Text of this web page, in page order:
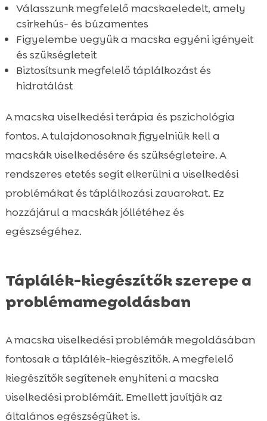
Válasszunk megfelelő macskaeledelt, amely
csirkehús- és búzamentes
Figyelembe vegyük a macska egyéni igényeit
és szükségleteit
Biztosítsunk megfelelő táplálkozást és
hidratálást
A macska viselkedési terápia és pszichológia
fontos. A tulajdonosoknak figyelniük kell a
macskák viselkedésére és szükségleteire. A
rendszeres etetés segít elkerülni a viselkedési
problémákat és táplálkozási zavarokat. Ez
hozzájárul a macskák jóllétéhez és
egészségéhez.
Táplálék-kiegészítők szerepe a
problémamegoldásban
A macska viselkedési problémák megoldásában
fontosak a táplálék-kiegészítők. A megfelelő
kiegészítők segítenek enyhíteni a macska
viselkedési problémáit. Emellett javítják az
általános egészségüket is.